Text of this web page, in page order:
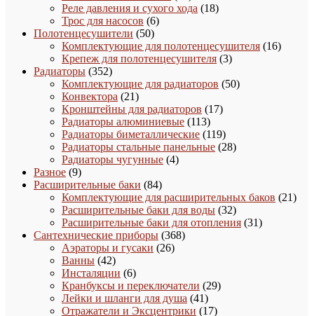
товаров
Реле давления и сухого хода 1818
Трос для насосов 66
Полотенцесушители 5050
товаров
Комплектующие для полотенцесушителя 1616
Крепеж для полотенцесушителя 33
Радиаторы 352352
товара
Комплектующие для радиаторов 5050
Конвектора 2121
товар
Кронштейны для радиаторов 1717
Радиаторы алюминиевые 113113
товаров
Радиаторы биметаллические 119119
товаров
Радиаторы стальные панельные 2828
Радиаторы чугунные 44
Разное 99
товаров
Расширительные баки 8484
товара
Комплектующие для расширительных баков 2121
Расширительные баки для воды 3232
товара
Расширительные баки для отопления 3131
Сантехнические приборы 368368
Аэраторы и гусаки 2626
Ванны 4242
товара
Инсталяции 66
товаров
Кранбуксы и переключатели 2929
Лейки и шланги для душа 4141
товар
Отражатели и Эксцентрики 1717